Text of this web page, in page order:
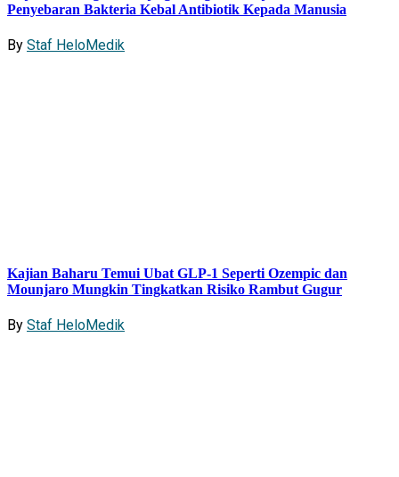
Penyebaran Bakteria Kebal Antibiotik Kepada Manusia
By Staf HeloMedik
Kajian Baharu Temui Ubat GLP-1 Seperti Ozempic dan
Mounjaro Mungkin Tingkatkan Risiko Rambut Gugur
By Staf HeloMedik